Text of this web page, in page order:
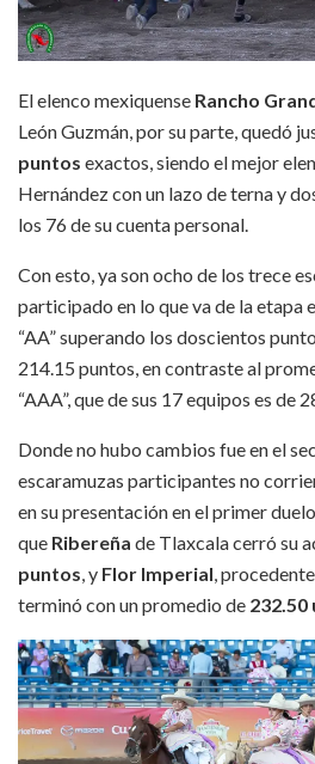
El elenco mexiquense Rancho
León Guzmán, por su parte, quedó
puntos exactos, siendo el mejor
Hernández con un lazo de terna y
los 76 de su cuenta personal.
Con esto, ya son ocho de los trece
participado en lo que va de la etapa
“AA” superando los doscientos
214.15 puntos, en contraste al
“AAA”, que de sus 17 equipos es de
Donde no hubo cambios fue en el
escaramuzas participantes no
en su presentación en el primer
que Ribereña de Tlaxcala cerró su
puntos , y Flor Imperial ,
terminó con un promedio de 232.50